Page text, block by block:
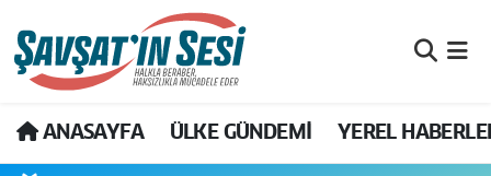
ANASAYFA ÜLKE GÜNDEMİ YEREL
Artvin Nöbetçi Eczaneler
Artvin Hava Durumu